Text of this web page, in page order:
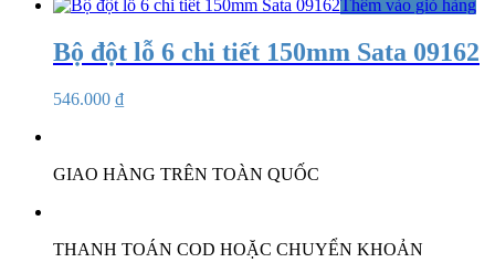
Thêm vào giỏ hàng
Bộ đột lỗ 6 chi tiết 150mm Sata 09162
546.000 ₫
GIAO HÀNG TRÊN TOÀN QUỐC
THANH TOÁN COD HOẶC CHUYỂN KHOẢN